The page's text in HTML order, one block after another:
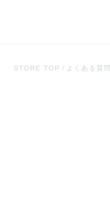
STORE TOP よくある質問